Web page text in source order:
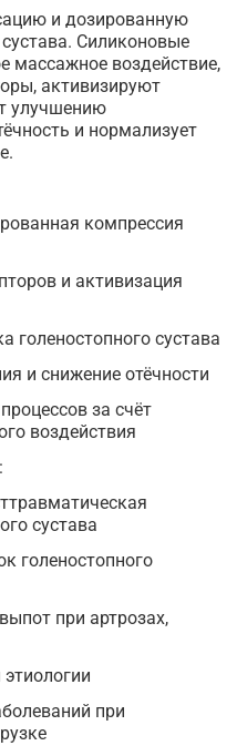
и дозированную
Силиконовые
воздействие,
активизируют
улучшению
и нормализует
компрессия
и активизация
голеностопного сустава
и снижение отёчности
за счёт
воздействия
сустава
голеностопного
при артрозах,
при